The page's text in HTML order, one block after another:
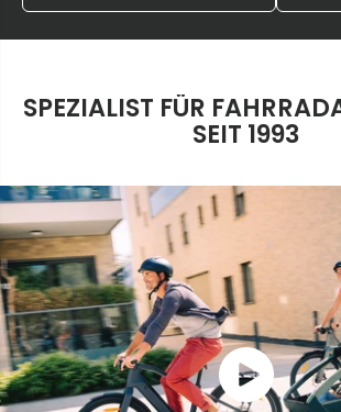
SPEZIALIST FÜR
SEIT 1993